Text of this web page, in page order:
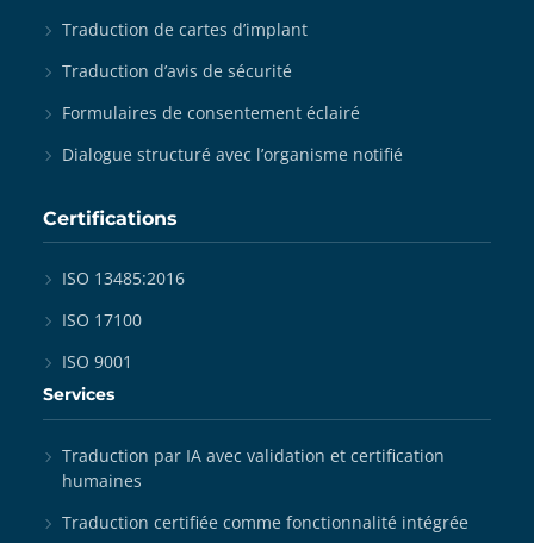
Traduction de cartes d’implant
Traduction d’avis de sécurité
Formulaires de consentement éclairé
Dialogue structuré avec l’organisme notifié
Certifications
ISO 13485:2016
ISO 17100
ISO 9001
Services
Traduction par IA avec validation et certification
humaines
Traduction certifiée comme fonctionnalité intégrée